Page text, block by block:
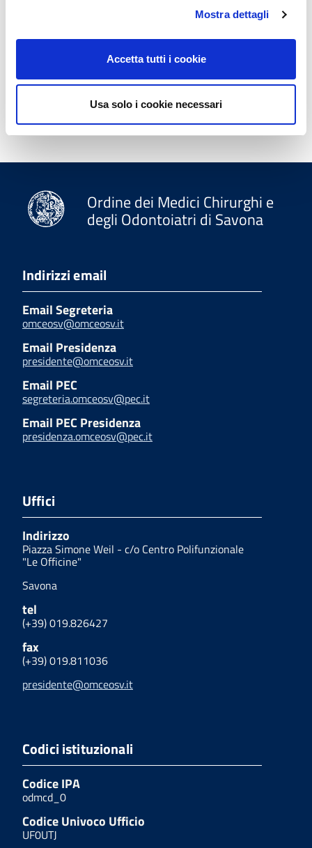
Mostra dettagli
Accetta tutti i cookie
Usa solo i cookie necessari
Requisiti minimi browser e client
email(244 KB)
Ordine dei Medici Chirurghi e
degli Odontoiatri di Savona
Indirizzi email
Email Segreteria
omceosv@omceosv.it
Email Presidenza
presidente@omceosv.it
Email PEC
segreteria.omceosv@pec.it
Email PEC Presidenza
presidenza.omceosv@pec.it
Uffici
Indirizzo
Piazza Simone Weil - c/o Centro Polifunzionale
"Le Officine"
Savona
tel
(+39) 019.826427
fax
(+39) 019.811036
presidente@omceosv.it
Codici istituzionali
Codice IPA
odmcd_0
Codice Univoco Ufficio
UF0UTJ